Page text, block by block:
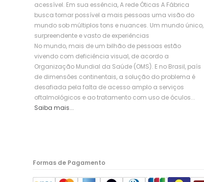
acessível. Em sua essência, A rede Óticas A Fábrica
busca tornar possível a mais pessoas uma visão do
mundo sob múltiplos tons e nuances. Um mundo único,
surpreendente e vasto de experiências
No mundo, mais de um bilhão de pessoas estão
vivendo com deficiência visual, de acordo a
Organização Mundial da Saúde (OMS). E no Brasil, país
de dimensões continentais, a solução do problema é
desafiada pela falta de acesso amplo a serviços
oftalmológicos e ao tratamento com uso de óculos...
Saiba mais...
Formas de Pagamento